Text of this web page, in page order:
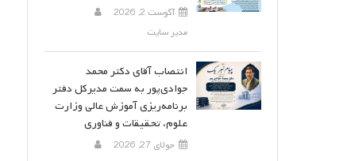
آگوست 2, 2026
مدیر سایت
انتصاب آقای دکتر محمد
جوادی‌پور به سمت مدیرکل دفتر
برنامه‌ریزی آموزش عالی وزارت
علوم، تحقیقات و فناوری
جولای 27, 2026